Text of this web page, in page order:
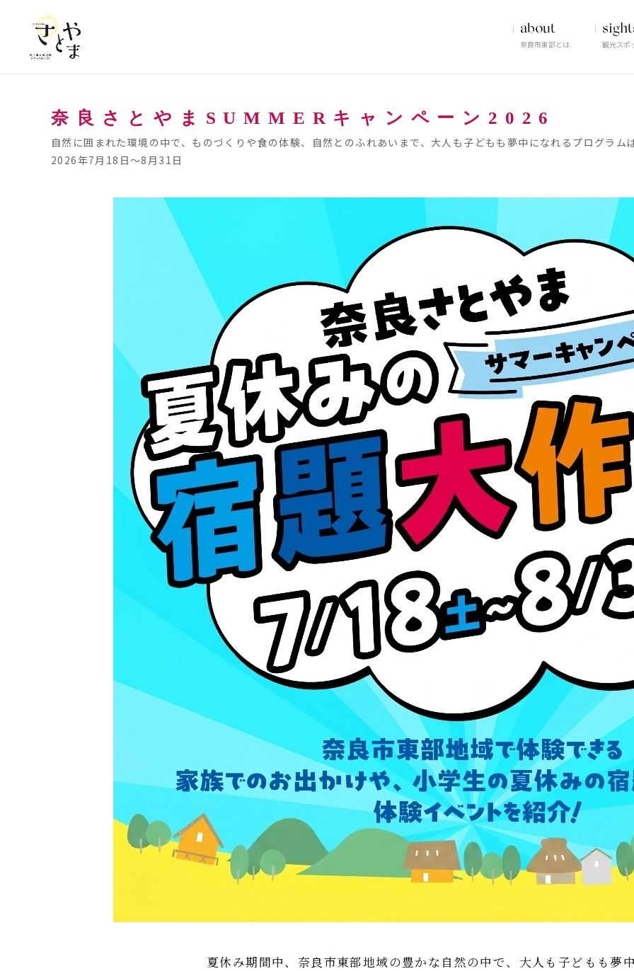
about
奈良市東部とは 観光スポ
奈良さとやまSUMMERキャンペーン2026
自然に囲まれた環境の中で、ものづくりや食の体験、自然とのふれあいまで、大人も子どもも夢中になれるプログラム
2026年7月18日～8月31日
夏休み期間中、奈良市東部地域の豊かな自然の中で、大人も子どもも夢